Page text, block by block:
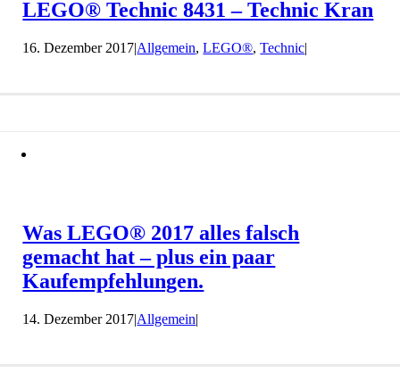
LEGO® Technic 8431 – Technic Kran
16. Dezember 2017|Allgemein,LEGO®,Technic|
Was LEGO® 2017 alles falsch
gemacht hat – plus ein paar
Kaufempfehlungen.
14. Dezember 2017|Allgemein|